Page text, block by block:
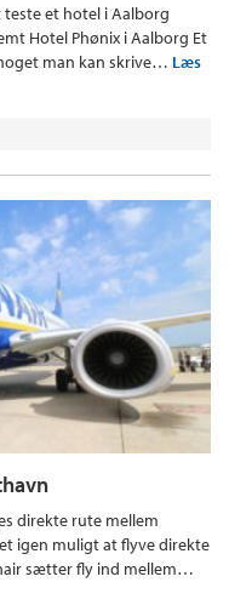
et hotel i Aalborg
Hotel Phønix i Aalborg Et
man kan skrive… Læs
direkte rute mellem
igen muligt at flyve direkte
sætter fly ind mellem…